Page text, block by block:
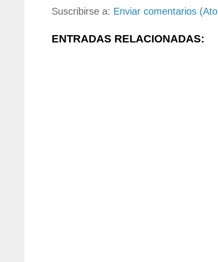
Suscribirse a: Enviar comentarios
ENTRADAS RELACIONADAS: